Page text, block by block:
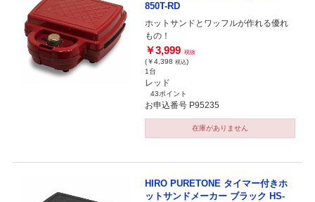
850T-RD
ホットサンドとワッフルが作れる優れ
もの！
￥3,999 税抜
(￥4,398 税込)
1台
レッド
43ポイント
お申込番号 P95235
在庫がありません
HIRO PURETONE タイマー付きホ
ットサンドメーカー ブラック HS-